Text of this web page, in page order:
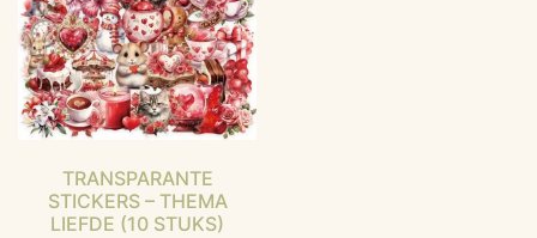
TRANSPARANTE
STICKERS – THEMA
LIEFDE (10 STUKS)